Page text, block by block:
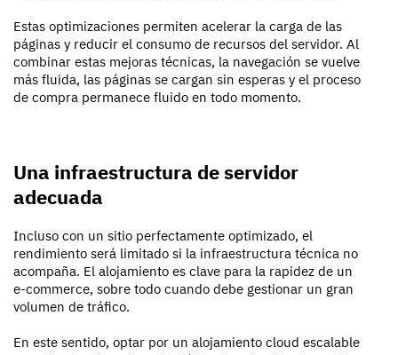
Estas optimizaciones permiten acelerar la carga de las
páginas y reducir el consumo de recursos del servidor. Al
combinar estas mejoras técnicas, la navegación se vuelve
más fluida, las páginas se cargan sin esperas y el proceso
de compra permanece fluido en todo momento.
Una infraestructura de servidor
adecuada
Incluso con un sitio perfectamente optimizado, el
rendimiento será limitado si la infraestructura técnica no
acompaña. El alojamiento es clave para la rapidez de un
e-commerce, sobre todo cuando debe gestionar un gran
volumen de tráfico.
En este sentido, optar por un alojamiento cloud escalable